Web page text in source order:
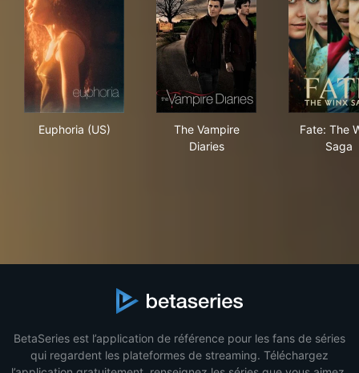
Euphoria (US)
The Vampire
Diaries
Fate: The
Saga
BetaSeries est l’application de référence pour les fans de séries
qui regardent les plateformes de streaming. Téléchargez